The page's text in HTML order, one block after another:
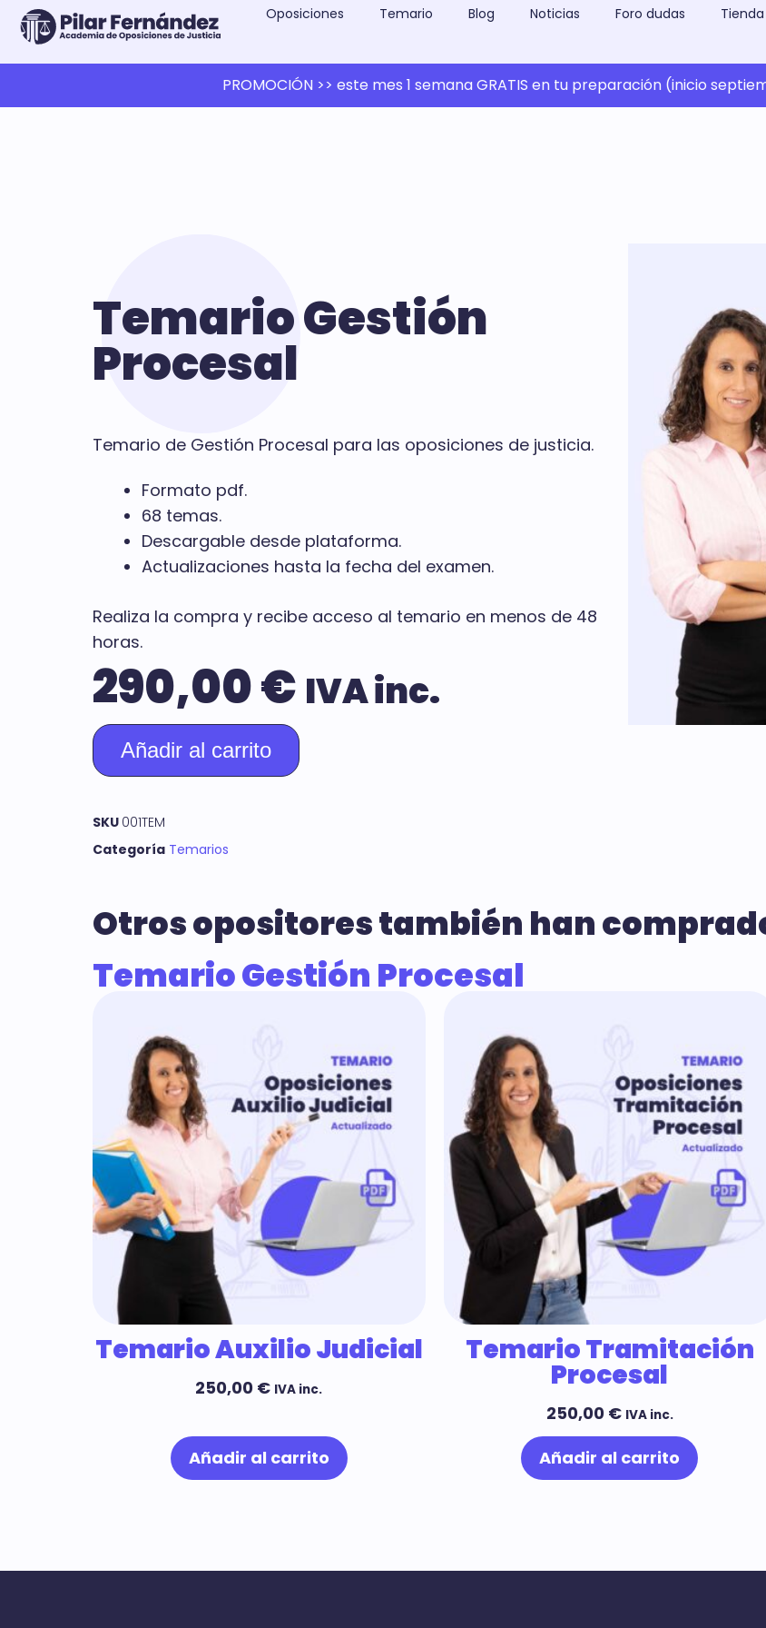
Oposiciones Temario Blog Noticias Foro dudas Tienda
PROMOCIÓN >> este mes 1 semana GRATIS en tu preparación (inicio
Temario Gestión
Procesal
Temario de Gestión Procesal para las oposiciones de justicia.
Formato pdf.
68 temas.
Descargable desde plataforma.
Actualizaciones hasta la fecha del examen.
Realiza la compra y recibe acceso al temario en menos de 48
horas.
290,00€ IVA inc.
Añadir al carrito
SKU 001TEM
Categoría Temarios
Otros opositores también han
Temario Gestión Procesal
Temario Auxilio Judicial
250,00 € IVA inc.
Añadir al carrito
Temario Tramitación
Procesal
250,00 € IVA inc.
Añadir al carrito